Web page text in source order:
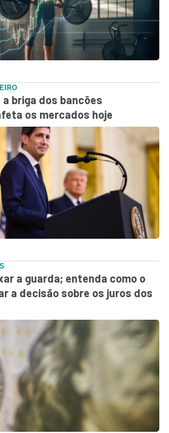
briga dos bancões
os mercados hoje
a guarda; entenda como o
a decisão sobre os juros dos